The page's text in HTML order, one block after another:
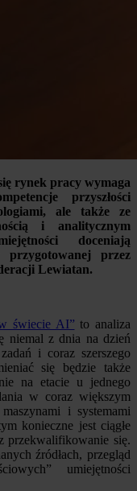
rynek pracy wymaga
przyszłości
ale także ze
i analitycznym
doceniają
przez
Lewiatan.
świecie AI” to analiza
niemal z dnia na dzień
i coraz szerszego
się będzie także
na etacie u jednego
w coraz większym
i systemami
konieczne jest ciągłe
przekwalifikowanie się.
źródłach, przegląd
umiejętności